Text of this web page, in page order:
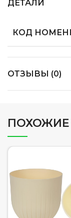
ДЕТАЛИ
КОД
ОТЗЫВЫ (0)